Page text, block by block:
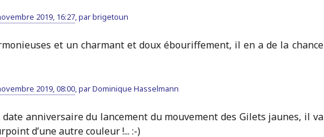
2019, 16:27,parbrigetoun
et un charmant et doux ébouriffement, il en a de la chance
2019, 08:00,parDominique Hasselmann
date anniversaire du lancement du mouvement des Gilets jaunes, il va
d’une autre couleur !... :-)